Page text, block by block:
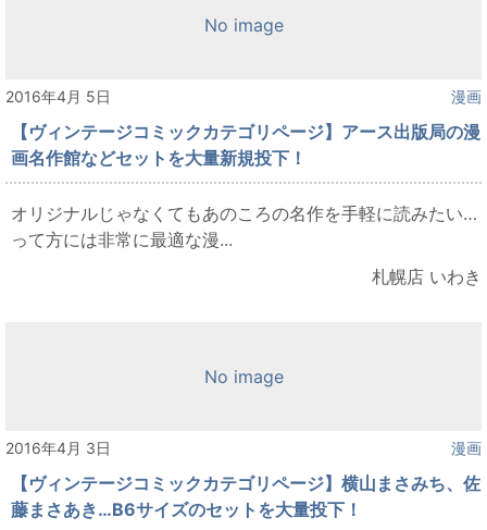
No image
2016年4月 5日 漫画
【ヴィンテージコミックカテゴリページ】アース出版局の漫
画名作館などセットを大量新規投下！
オリジナルじゃなくてもあのころの名作を手軽に読みたい…
って方には非常に最適な漫...
札幌店 いわき
No image
2016年4月 3日 漫画
【ヴィンテージコミックカテゴリページ】横山まさみち、佐
藤まさあき…B6サイズのセットを大量投下！